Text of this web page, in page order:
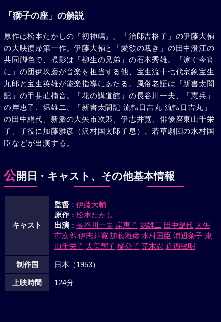
る。いよいよ興行当日。将軍上覧の時刻が近ずくや空に黒雲
をけしてしまった。「石橋」の出は迫り彌五郎は切腹を覚悟
までする。篠つく雷雨。石之助はお堀端に失神しかかってい
た。これを発見、楽屋に連戻ったのは幾太郎である。--父と
もども雨中の舞台に進み出た石之助は、歯を食いしばって、
しかし見事に舞い納め、宝生流十六代として襲名の儀、めで
たく将軍家の許可がおりた。
「獅子の座」の解説
原作は松本たかしの『初神鳴』。「治郎吉格子」の伊藤大輔
の大映復帰第一作。伊藤大輔と「愛欲の裁き」の田中澄江の
共同脚色で、撮影は「柳生の兄弟」の石本秀雄。「嫁ぐ今宵
に」の団伊玖磨が音楽を担当する他、宝生流十七代宗象宝生
九郎と宝生英雄が能楽指導にあたる。風俗老証は「新書太闇
記」の甲斐荘楠音。「花の講道館」の長谷川一夫、「憲兵」
の岸恵子、堀雄二、「新書太閤記 流転日吉丸 流転日吉丸」
の田中絹代、新派の大矢市次郎、伊志井寛、俳優座東山千栄
子、子役に加藤雅彦（沢村国太郎子息）、若草劇団の水村国
臣などが出演する。
公開日・キャスト、その他基本情報
キャスト
監督： 伊藤大輔
原作： 松本たかし
出演： 長谷川一夫 岸恵子 堀雄二 田中絹代 大矢
市次郎 伊志井寛 加藤雅彦 水村国臣 浦辺粂子 東
山千栄子 大美輝子 橘公子 荒木忍 近衛敏明
制作国 日本（1953）
上映時間 124分